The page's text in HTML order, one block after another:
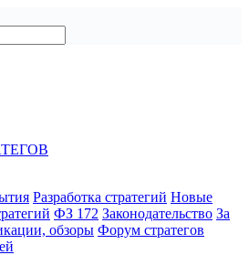
Разработка стратегий Новые
ФЗ 172 Законодательство За
обзоры Форум стратегов